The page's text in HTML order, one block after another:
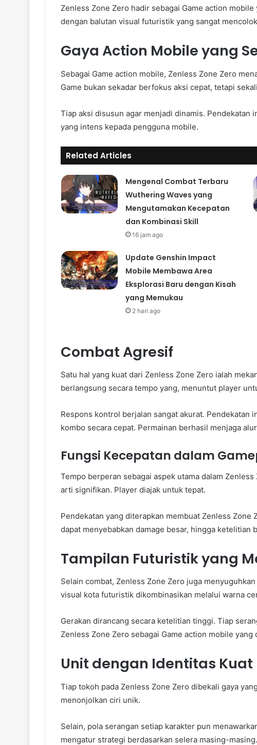
Zenless Zone Zero hadir sebagai Game action
dengan balutan visual futuristik yang sangat
Gaya Action Mobile yang
Sebagai Game action mobile, Zenless Zone Zero
Game bukan sekadar berfokus aksi cepat, tetapi
Tiap aksi disusun agar menjadi dinamis. Pendekatan
yang intens kepada pengguna mobile.
Related Articles
Mengenal Combat Terbaru
Wuthering Waves yang
Mengutamakan Kecepatan
dan Kombinasi Skill
16 jam ago
Update Genshin Impact
Mobile Membawa Area
Eksplorasi Baru dengan Kisah
yang Memukau
2 hari ago
Combat Agresif
Satu hal yang kuat dari Zenless Zone Zero ialah
berlangsung secara tempo yang, menuntut player
Respons kontrol berjalan sangat akurat. Pendekatan
kombo secara cepat. Permainan berhasil menjaga
Fungsi Kecepatan dalam
Tempo berperan sebagai aspek utama dalam
arti signifikan. Player diajak untuk tepat.
Pendekatan yang diterapkan membuat Zenless
dapat menyebabkan damage besar, hingga ketelitian
Tampilan Futuristik yang
Selain combat, Zenless Zone Zero juga
visual kota futuristik dikombinasikan melalui warna
Gerakan dirancang secara ketelitian tinggi. Tiap
Zenless Zone Zero sebagai Game action mobile yang
Unit dengan Identitas Kuat
Tiap tokoh pada Zenless Zone Zero dibekali gaya
menonjolkan ciri unik.
Selain, pola serangan setiap karakter pun
mengatur strategi berdasarkan selera masing-masing.